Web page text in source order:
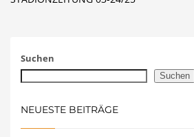
Suchen
Suchen
NEUESTE BEITRÄGE